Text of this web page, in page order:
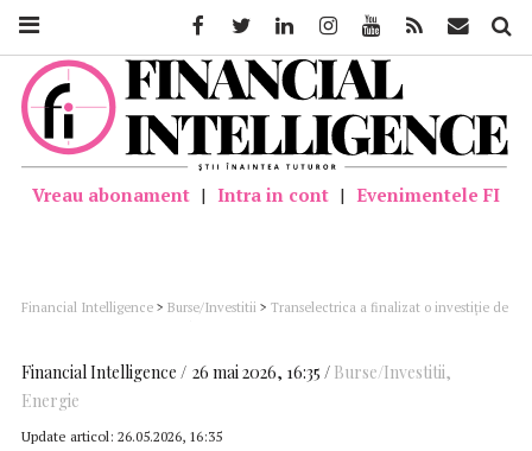
Vreau abonament | Intra in cont | Evenimentele FI
Financial Intelligence > Burse/Investitii > Transelectrica a finalizat o investiţie de
Financial Intelligence 26 mai 2026, 16:35 Burse/Investitii,
Energie
Update articol: 26.05.2026, 16:35
FacebookTwitter LinkedinInstagramYoutube Feed Mail